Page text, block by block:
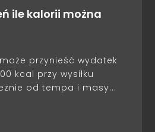
ile kalorii można
przynieść wydatek
kcal przy wysiłku
od tempa i masy...